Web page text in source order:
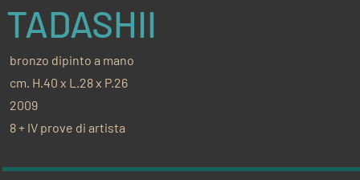
TADASHII
bronzo dipinto a mano
cm. H.40 x L.28 x P.26
2009
8 + IV prove di artista